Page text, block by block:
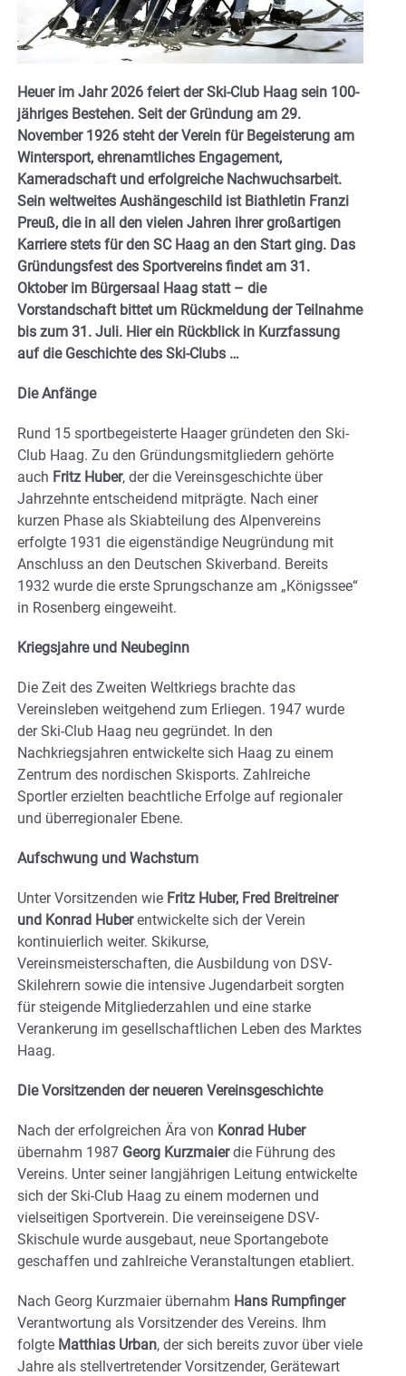
Heuer im Jahr 2026 feiert der Ski-Club Haag sein 100-
jähriges Bestehen. Seit der Gründung am 29.
November 1926 steht der Verein für Begeisterung am
Wintersport, ehrenamtliches Engagement,
Kameradschaft und erfolgreiche Nachwuchsarbeit.
Sein weltweites Aushängeschild ist Biathletin Franzi
Preuß, die in all den vielen Jahren ihrer großartigen
Karriere stets für den SC Haag an den Start ging. Das
Gründungsfest des Sportvereins findet am 31.
Oktober im Bürgersaal Haag statt – die
Vorstandschaft bittet um Rückmeldung der Teilnahme
bis zum 31. Juli. Hier ein Rückblick in Kurzfassung
auf die Geschichte des Ski-Clubs …
Die Anfänge
Rund 15 sportbegeisterte Haager gründeten den Ski-
Club Haag. Zu den Gründungsmitgliedern gehörte
auch Fritz Huber, der die Vereinsgeschichte über
Jahrzehnte entscheidend mitprägte. Nach einer
kurzen Phase als Skiabteilung des Alpenvereins
erfolgte 1931 die eigenständige Neugründung mit
Anschluss an den Deutschen Skiverband. Bereits
1932 wurde die erste Sprungschanze am „Königssee“
in Rosenberg eingeweiht.
Kriegsjahre und Neubeginn
Die Zeit des Zweiten Weltkriegs brachte das
Vereinsleben weitgehend zum Erliegen. 1947 wurde
der Ski-Club Haag neu gegründet. In den
Nachkriegsjahren entwickelte sich Haag zu einem
Zentrum des nordischen Skisports. Zahlreiche
Sportler erzielten beachtliche Erfolge auf regionaler
und überregionaler Ebene.
Aufschwung und Wachstum
Unter Vorsitzenden wie Fritz Huber, Fred Breitreiner
und Konrad Huberentwickelte sich der Verein
kontinuierlich weiter. Skikurse,
Vereinsmeisterschaften, die Ausbildung von DSV-
Skilehrern sowie die intensive Jugendarbeit sorgten
für steigende Mitgliederzahlen und eine starke
Verankerung im gesellschaftlichen Leben des Marktes
Haag.
Die Vorsitzenden der neueren Vereinsgeschichte
Nach der erfolgreichen Ära von Konrad Huber
übernahm 1987 Georg Kurzmaierdie Führung des
Vereins. Unter seiner langjährigen Leitung entwickelte
sich der Ski-Club Haag zu einem modernen und
vielseitigen Sportverein. Die vereinseigene DSV-
Skischule wurde ausgebaut, neue Sportangebote
geschaffen und zahlreiche Veranstaltungen etabliert.
Nach Georg Kurzmaier übernahm Hans Rumpfinger
Verantwortung als Vorsitzender des Vereins. Ihm
folgte Matthias Urban, der sich bereits zuvor über viele
Jahre als stellvertretender Vorsitzender, Gerätewart